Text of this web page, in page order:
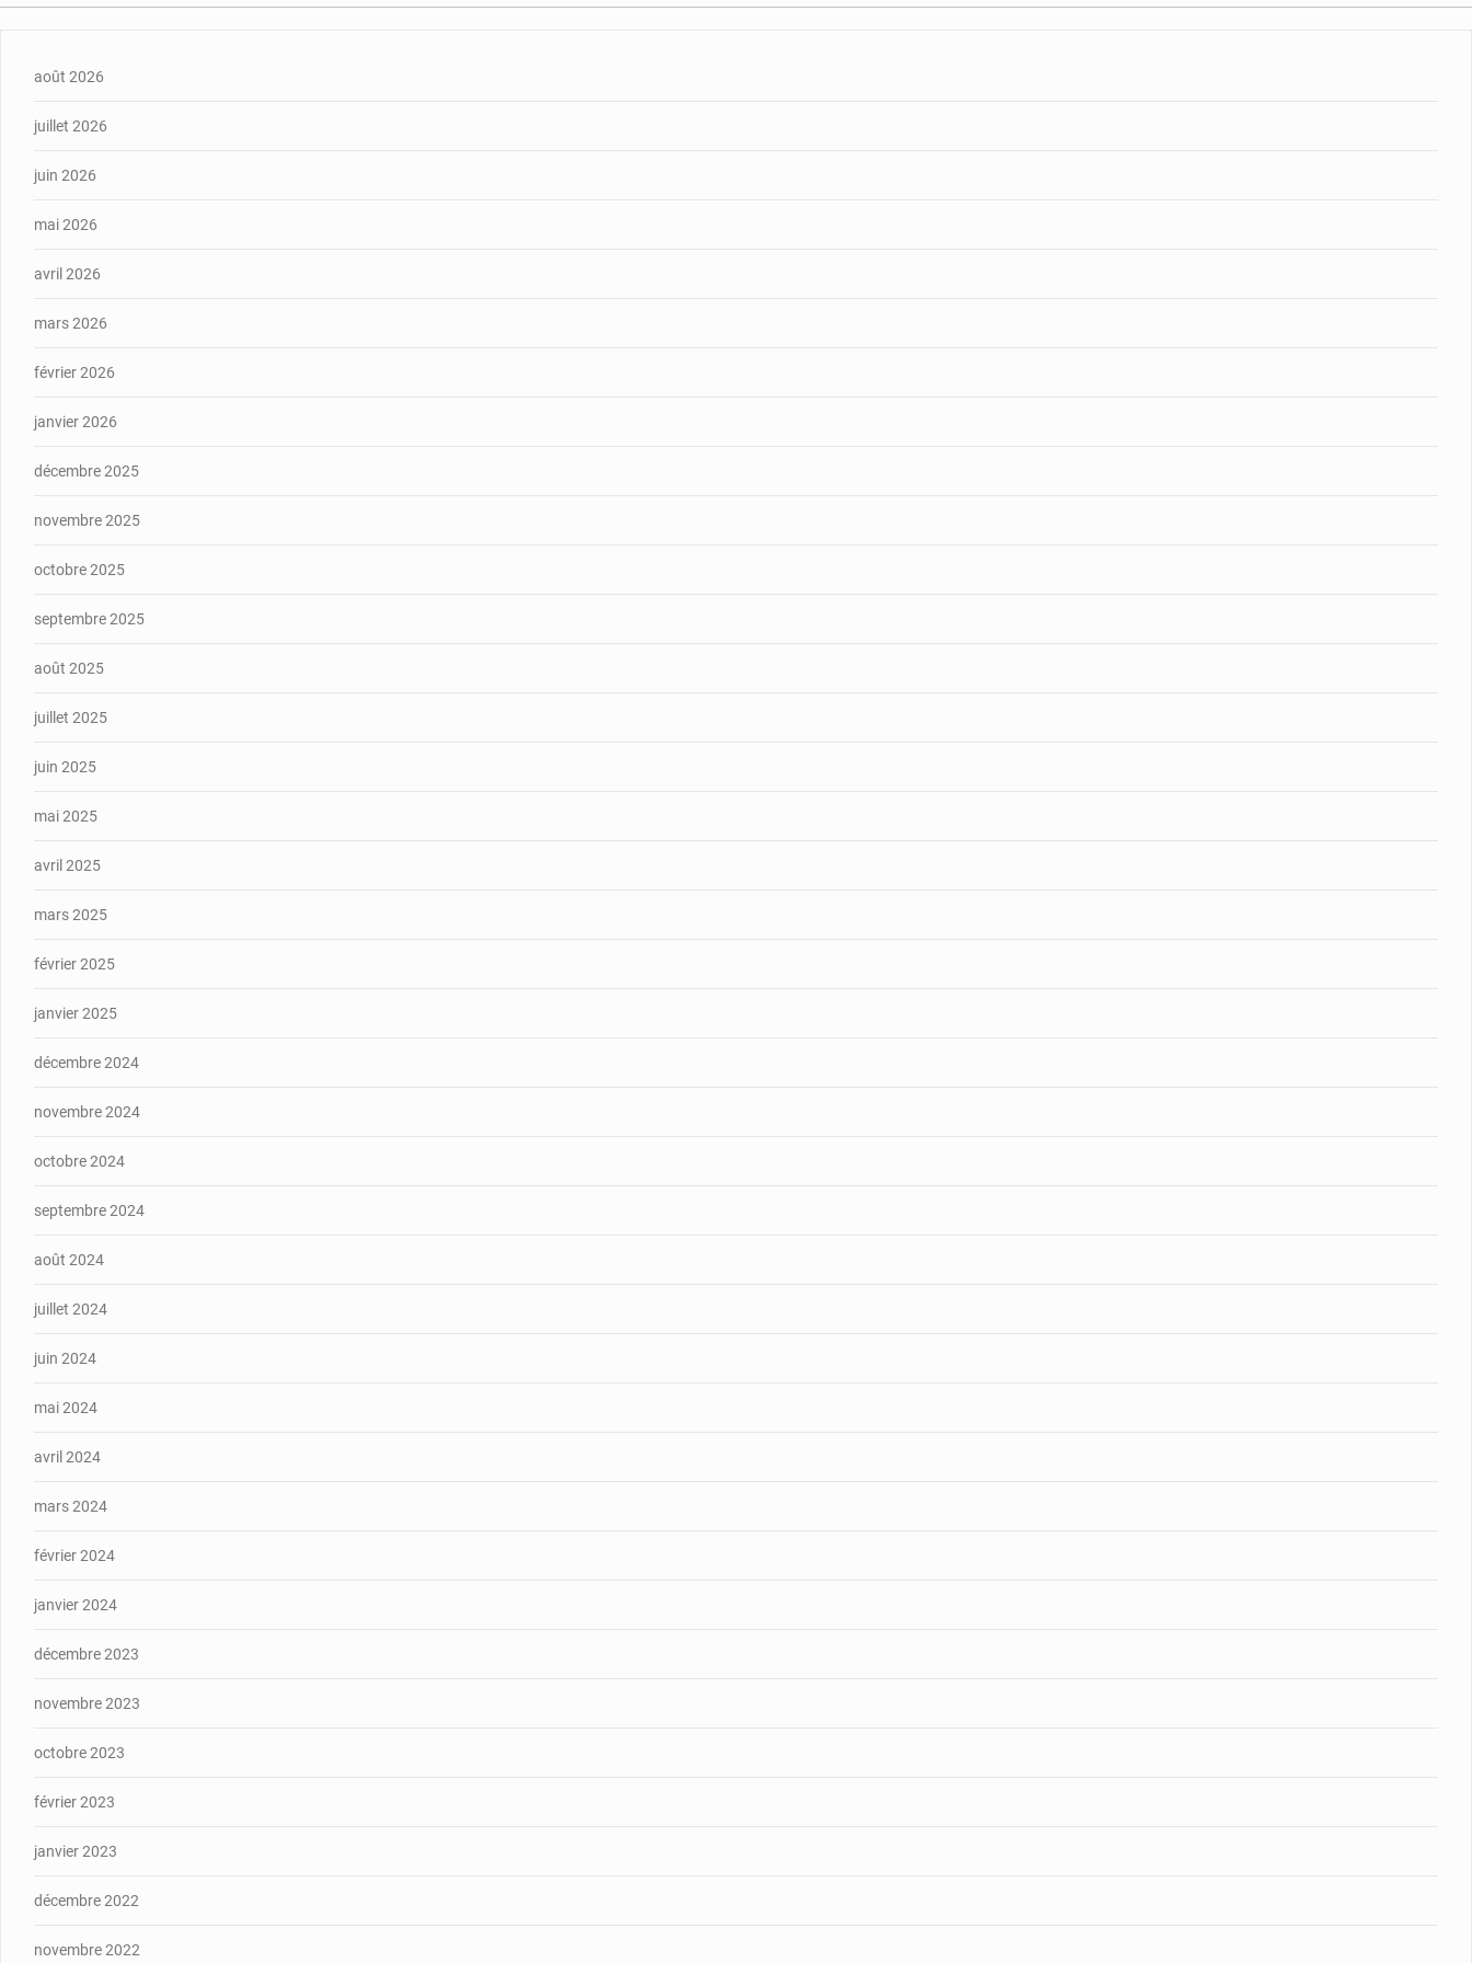
août 2026
juillet 2026
juin 2026
mai 2026
avril 2026
mars 2026
février 2026
janvier 2026
décembre 2025
novembre 2025
octobre 2025
septembre 2025
août 2025
juillet 2025
juin 2025
mai 2025
avril 2025
mars 2025
février 2025
janvier 2025
décembre 2024
novembre 2024
octobre 2024
septembre 2024
août 2024
juillet 2024
juin 2024
mai 2024
avril 2024
mars 2024
février 2024
janvier 2024
décembre 2023
novembre 2023
octobre 2023
février 2023
janvier 2023
décembre 2022
novembre 2022